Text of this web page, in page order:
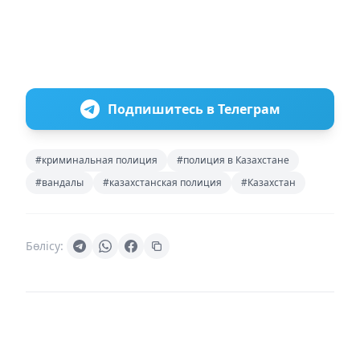
Подпишитесь в Телеграм
#криминальная полиция
#полиция в Казахстане
#вандалы
#казахстанская полиция #Казахстан
Бөлісу: